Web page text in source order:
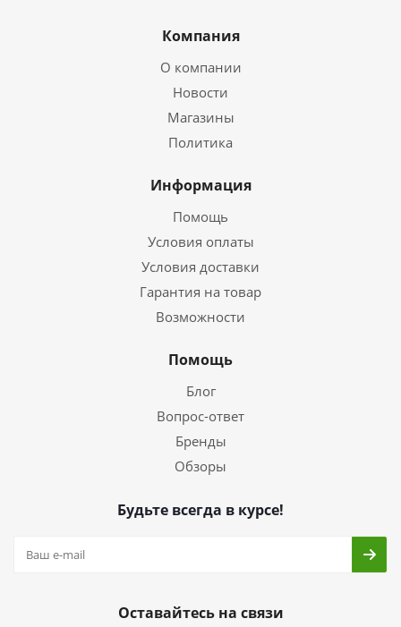
Компания
О компании
Новости
Магазины
Политика
Информация
Помощь
Условия оплаты
Условия доставки
Гарантия на товар
Возможности
Помощь
Блог
Вопрос-ответ
Бренды
Обзоры
Будьте всегда в курсе!
Оставайтесь на связи